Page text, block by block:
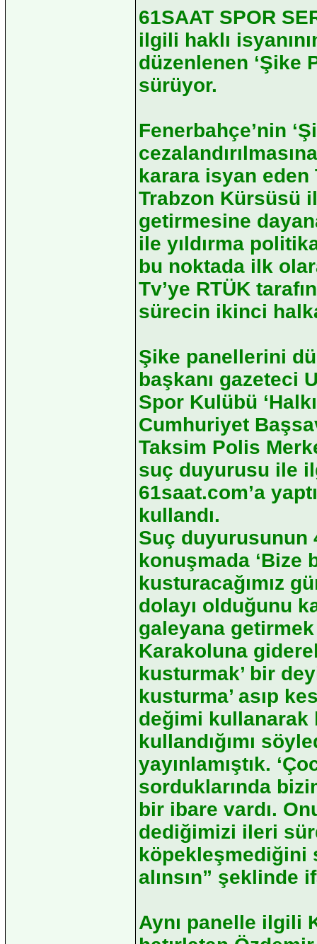
61SAAT SPOR
ilgili haklı
düzenlenen ‘Şike
sürüyor.
Fenerbahçe’nin
karara isyan eden
Trabzon Kürsüsü
getirmesine
ile yıldırma
bu noktada ilk
Tv’ye RTÜK
sürecin ikinci
Şike panellerini
başkanı gazeteci
Spor Kulübü
Cumhuriyet
Taksim Polis
suç duyurusu ile
61saat.com’a
kullandı.
Suç duyurusunun
konuşmada ‘Bize
kusturacağımız
dolayı olduğunu
galeyana
Karakoluna
kusturmak’ bir
kusturma’ asıp
değimi kullanarak
kullandığımı
yayınlamıştık.
sorduklarında
bir ibare vardı.
dediğimizi ileri
köpekleşmediğini
alınsın” şeklinde
Aynı panelle ilgili